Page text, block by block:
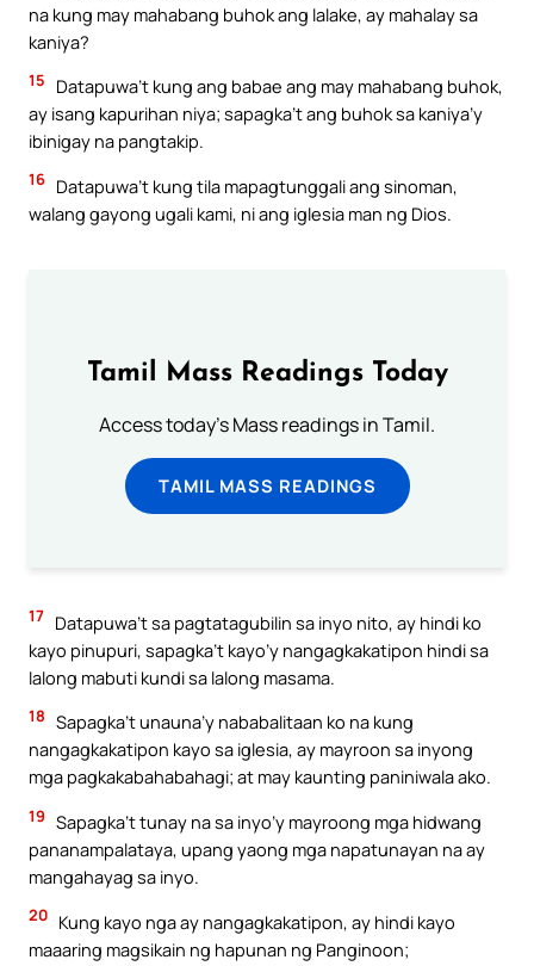
na kung may mahabang buhok ang lalake, ay mahalay sa
kaniya?
15
Datapuwa’t kung ang babae ang may mahabang buhok,
ay isang kapurihan niya; sapagka’t ang buhok sa kaniya’y
ibinigay na pangtakip.
16 Datapuwa’t kung tila mapagtunggali ang sinoman,
walang gayong ugali kami, ni ang iglesia man ng Dios.
Tamil Mass Readings Today
Access today's Mass readings in Tamil.
TAMIL MASS READINGS
17 Datapuwa’t sa pagtatagubilin sa inyo nito, ay hindi ko
kayo pinupuri, sapagka’t kayo’y nangagkakatipon hindi sa
lalong mabuti kundi sa lalong masama.
18 Sapagka’t unauna’y nababalitaan ko na kung
nangagkakatipon kayo sa iglesia, ay mayroon sa inyong
mga pagkakabahabahagi; at may kaunting paniniwala ako.
19 Sapagka’t tunay na sa inyo’y mayroong mga hidwang
pananampalataya, upang yaong mga napatunayan na ay
mangahayag sa inyo.
20 Kung kayo nga ay nangagkakatipon, ay hindi kayo
maaaring magsikain ng hapunan ng Panginoon;